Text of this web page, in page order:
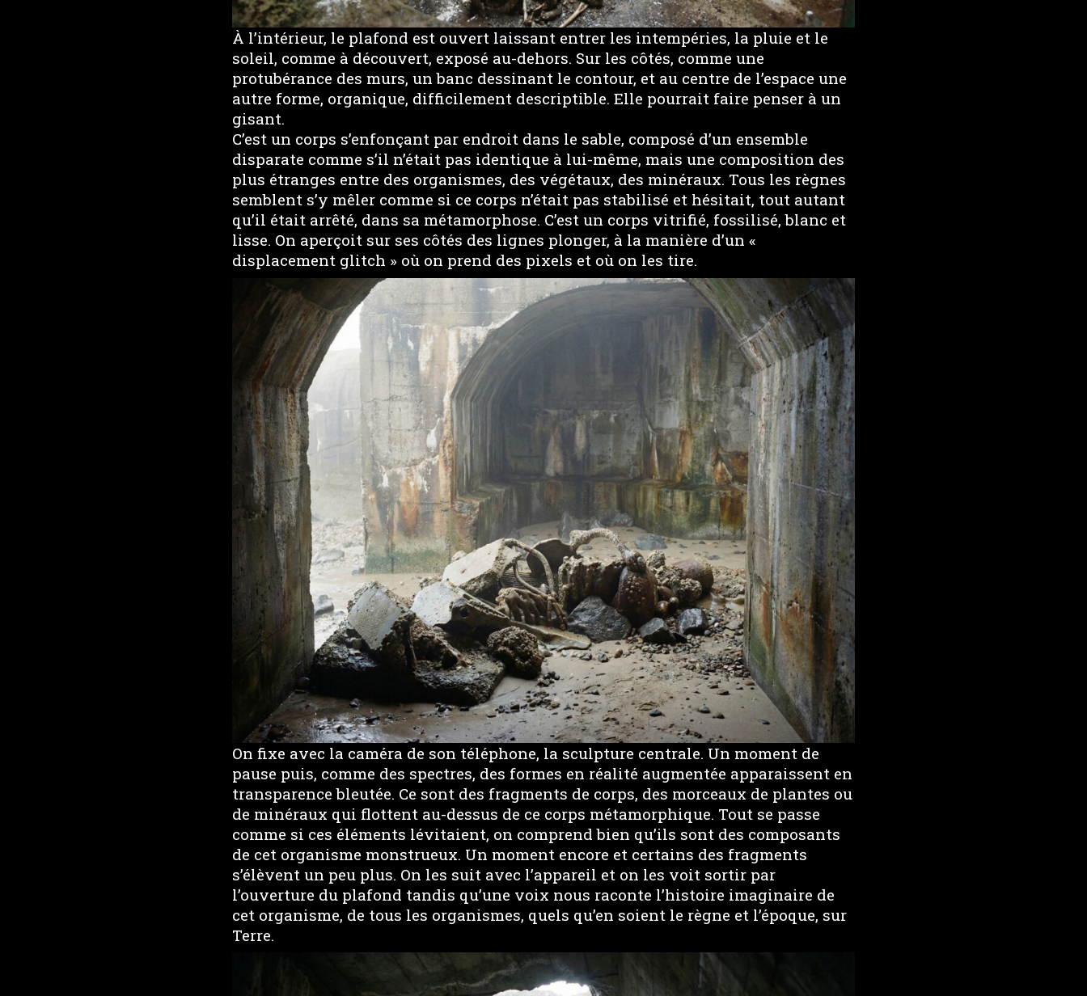
À l’intérieur, le plafond est ouvert laissant entrer les intempéries, la pluie et le
soleil, comme à découvert, exposé au-dehors. Sur les côtés, comme une
protubérance des murs, un banc dessinant le contour, et au centre de l’espace une
autre forme, organique, difficilement descriptible. Elle pourrait faire penser à un
gisant.
C’est un corps s’enfonçant par endroit dans le sable, composé d’un ensemble
disparate comme s’il n’était pas identique à lui-même, mais une composition des
plus étranges entre des organismes, des végétaux, des minéraux. Tous les règnes
semblent s’y mêler comme si ce corps n’était pas stabilisé et hésitait, tout autant
qu’il était arrêté, dans sa métamorphose. C’est un corps vitrifié, fossilisé, blanc et
lisse. On aperçoit sur ses côtés des lignes plonger, à la manière d’un «
displacement glitch » où on prend des pixels et où on les tire.
On fixe avec la caméra de son téléphone, la sculpture centrale. Un moment de
pause puis, comme des spectres, des formes en réalité augmentée apparaissent en
transparence bleutée. Ce sont des fragments de corps, des morceaux de plantes ou
de minéraux qui flottent au-dessus de ce corps métamorphique. Tout se passe
comme si ces éléments lévitaient, on comprend bien qu’ils sont des composants
de cet organisme monstrueux. Un moment encore et certains des fragments
s’élèvent un peu plus. On les suit avec l’appareil et on les voit sortir par
l’ouverture du plafond tandis qu’une voix nous raconte l’histoire imaginaire de
cet organisme, de tous les organismes, quels qu’en soient le règne et l’époque, sur
Terre.